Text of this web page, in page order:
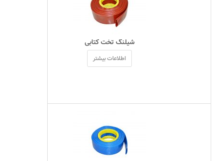
شیلنگ تخت کتابی
اطلاعات بیشتر